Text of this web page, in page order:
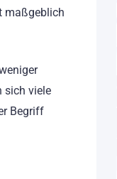
maßgeblich
sich viele
Begriff